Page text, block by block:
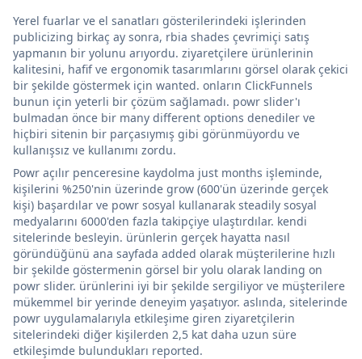
Yerel fuarlar ve el sanatları gösterilerindeki işlerinden
publicizing birkaç ay sonra, rbia shades çevrimiçi satış
yapmanın bir yolunu arıyordu. ziyaretçilere ürünlerinin
kalitesini, hafif ve ergonomik tasarımlarını görsel olarak çekici
bir şekilde göstermek için wanted. onların ClickFunnels
bunun için yeterli bir çözüm sağlamadı. powr slider'ı
bulmadan önce bir many different options denediler ve
hiçbiri sitenin bir parçasıymış gibi görünmüyordu ve
kullanışsız ve kullanımı zordu.
Powr açılır penceresine kaydolma just months işleminde,
kişilerini %250'nin üzerinde grow (600'ün üzerinde gerçek
kişi) başardılar ve powr sosyal kullanarak steadily sosyal
medyalarını 6000'den fazla takipçiye ulaştırdılar. kendi
sitelerinde besleyin. ürünlerin gerçek hayatta nasıl
göründüğünü ana sayfada added olarak müşterilerine hızlı
bir şekilde göstermenin görsel bir yolu olarak landing on
powr slider. ürünlerini iyi bir şekilde sergiliyor ve müşterilere
mükemmel bir yerinde deneyim yaşatıyor. aslında, sitelerinde
powr uygulamalarıyla etkileşime giren ziyaretçilerin
sitelerindeki diğer kişilerden 2,5 kat daha uzun süre
etkileşimde bulundukları reported.